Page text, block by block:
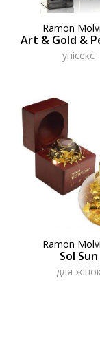
Ramon
Art & Gold &
унісекс
Ramon
Sol Sun
для жінок